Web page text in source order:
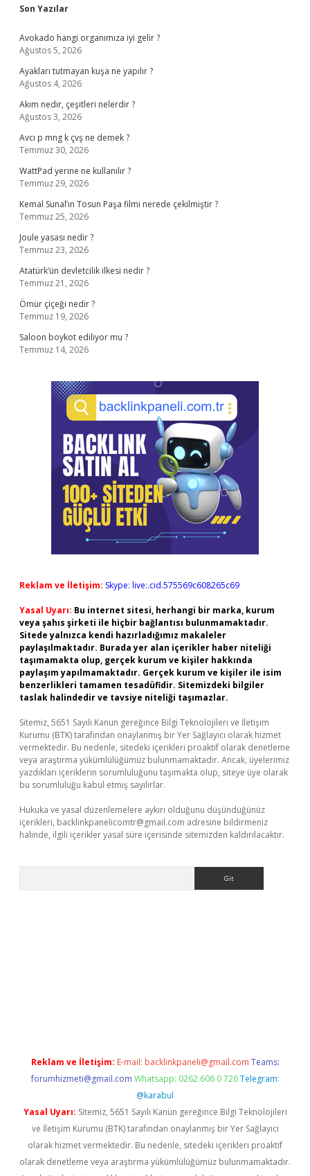
Sidebar
Son Yazılar
Avokado hangi organımıza iyi gelir ?
Ağustos 5, 2026
Ayakları tutmayan kuşa ne yapılır ?
Ağustos 4, 2026
Akım nedir, çeşitleri nelerdir ?
Ağustos 3, 2026
Avcı p mng k çvş ne demek ?
Temmuz 30, 2026
WattPad yerine ne kullanılır ?
Temmuz 29, 2026
Kemal Sunal’ın Tosun Paşa filmi nerede çekilmiştir ?
Temmuz 25, 2026
Joule yasası nedir ?
Temmuz 23, 2026
Atatürk’ün devletcilik ilkesi nedir ?
Temmuz 21, 2026
Ömür çiçeği nedir ?
Temmuz 19, 2026
Saloon boykot ediliyor mu ?
Temmuz 14, 2026
Reklam ve İletişim: Skype: live:.cid.575569c608265c69
Yasal Uyarı: Bu internet sitesi, herhangi bir marka, kurum
veya şahıs şirketi ile hiçbir bağlantısı bulunmamaktadır.
Sitede yalnızca kendi hazırladığımız makaleler
paylaşılmaktadır. Burada yer alan içerikler haber niteliği
taşımamakta olup, gerçek kurum ve kişiler hakkında
paylaşım yapılmamaktadır. Gerçek kurum ve kişiler ile isim
benzerlikleri tamamen tesadüfidir. Sitemizdeki bilgiler
taslak halindedir ve tavsiye niteliği taşımazlar.
Sitemiz, 5651 Sayılı Kanun gereğince Bilgi Teknolojileri ve İletişim
Kurumu (BTK) tarafından onaylanmış bir Yer Sağlayıcı olarak hizmet
vermektedir. Bu nedenle, sitedeki içerikleri proaktif olarak denetleme
veya araştırma yükümlülüğümüz bulunmamaktadır. Ancak, üyelerimiz
yazdıkları içeriklerin sorumluluğunu taşımakta olup, siteye üye olarak
bu sorumluluğu kabul etmiş sayılırlar.
Hukuka ve yasal düzenlemelere aykırı olduğunu düşündüğünüz
içerikleri, backlinkpanelicomtr@gmail.com adresine bildirmeniz
halinde, ilgili içerikler yasal süre içerisinde sitemizden kaldırılacaktır.
Reklam ve İletişim: E-mail: backlinkpaneli@gmail.com Teams:
forumhizmeti@gmail.com Whatsapp: 0262 606 0 726 Telegram:
@karabul
Yasal Uyarı: Sitemiz, 5651 Sayılı Kanun gereğince Bilgi Teknolojileri
ve İletişim Kurumu (BTK) tarafından onaylanmış bir Yer Sağlayıcı
olarak hizmet vermektedir. Bu nedenle, sitedeki içerikleri proaktif
olarak denetleme veya araştırma yükümlülüğümüz bulunmamaktadır.